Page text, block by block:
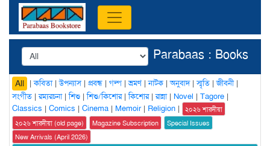
Parabaas : Books
All |কবিতা|উপন্যাস| প্রবন্ধ | গল্প |ভ্রমণ|নাটক |অনুবাদ|স্মৃতি |জীবনী|
সংগীত |রম্যরচনা|শিশু |শিশু/কিশোর|কিশোর|রান্না| Novel | Tagore |
Classics | Comics | Cinema | Memoir| Religion |
২০২৬ শারদীয়া
২০২৬ শারদীয়া (old page)
Magazine Subscription
Special Issues
New Arrivals (April 2026)